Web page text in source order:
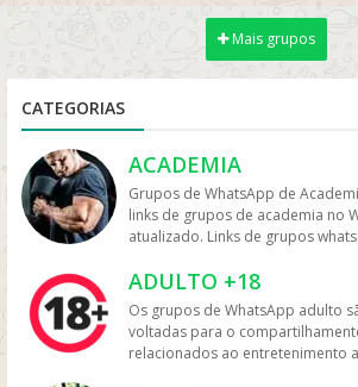
Mais grupos
CATEGORIAS
ACADEMIA
Grupos de WhatsApp de
links de grupos de academia no
atualizado. Links de grupos
de Whatsapp – Link Grupo
links de grupos do Whatsapp
links podem expirar. Mas antes
na redes sociais. Conheça os
whatsapp e converse com
ADULTO +18
Os grupos de WhatsApp adulto
voltadas para o
relacionados ao entretenimento